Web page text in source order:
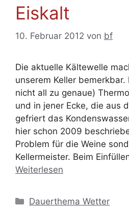
Eiskalt
10. Februar 2012 von bf
Die aktuelle Kältewelle
unserem Keller
nicht all zu genaue)
und in jener Ecke, die aus
gefriert das
hier schon 2009
Problem für die Weine
Kellermeister. Beim
Weiterlesen
Kategorien
Dauerthema Wetter